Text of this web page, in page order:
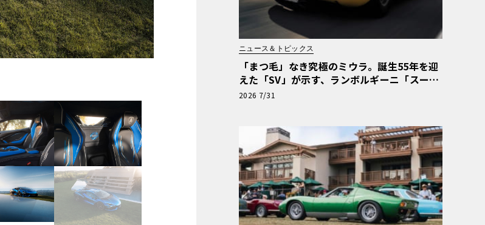
ニュース＆トピックス
「まつ毛」なき究極のミウラ。誕生55年を迎
えた「SV」が示す、ランボルギーニ「スーパ
ー・ヴェローチェ」の哲学
2026 7/31